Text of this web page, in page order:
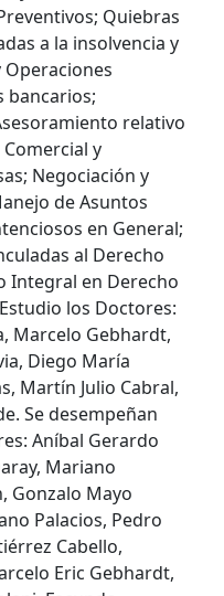
Quiebras
a la insolvencia y
bancarios;
relativo
y
Negociación y
de Asuntos
en General;
al Derecho
Integral en Derecho
los Doctores:
Marcelo Gebhardt,
Diego María
Martín Julio Cabral,
Se desempeñan
Aníbal Gerardo
Mariano
Gonzalo Mayo
Palacios, Pedro
Cabello,
Eric Gebhardt,